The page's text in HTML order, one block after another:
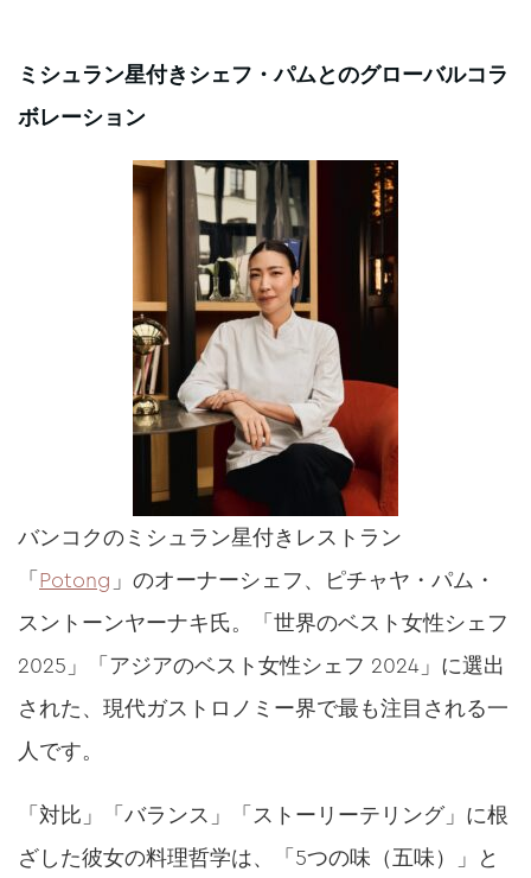
ミシュラン星付きシェフ・パムとのグローバルコラ
ボレーション
バンコクのミシュラン星付きレストラン
「Potong 」のオーナーシェフ、ピチャヤ・パム・
スントーンヤーナキ氏。「世界のベスト女性シェフ
2025」「アジアのベスト女性シェフ 2024」に選出
された、現代ガストロノミー界で最も注目される一
人です。
「対比」「バランス」「ストーリーテリング」に根
ざした彼女の料理哲学は、「5つの味（五味）」と